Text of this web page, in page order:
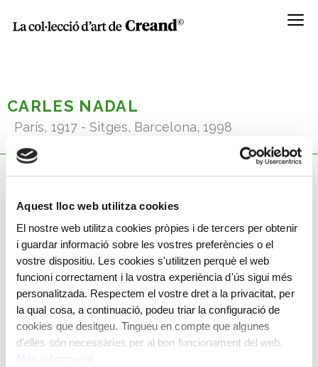
Aquest lloc web utilitza cookies
El nostre web utilitza cookies pròpies i de tercers per obtenir
i guardar informació sobre les vostres preferències o el
vostre dispositiu. Les cookies s'utilitzen perquè el web
funcioni correctament i la vostra experiència d'ús sigui més
personalitzada. Respectem el vostre dret a la privacitat, per
la qual cosa, a continuació, podeu triar la configuració de
cookies que desitgeu. Tingueu en compte que algunes
d'elles són necessàries per al bon funcionament del web.
Menú
CARLES NADAL
París, 1917 - Sitges, Barcelona, 1998
Coneix la seva obra